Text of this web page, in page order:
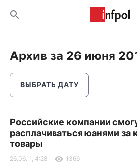
Архив за 26 июня
ВЫБРАТЬ ДАТУ
Российские компании
расплачиваться юанями за
товары
26.06.11, 4:28 1366